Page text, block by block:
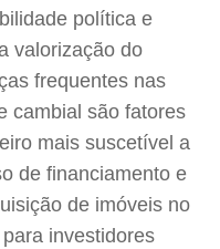
política e
valorização do
frequentes nas
cambial são fatores
mais suscetível a
de financiamento e
de imóveis no
investidores